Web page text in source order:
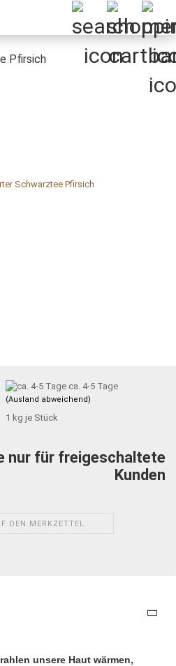
Pfirsich
ca. 4-5 Tage
(Ausland abweichend)
1 kg je Stück
nur für freigeschaltete
Kunden
DEN MERKZETTEL
unsere Haut wärmen,